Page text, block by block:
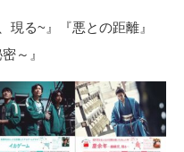
現る~』『悪との距離』
～』